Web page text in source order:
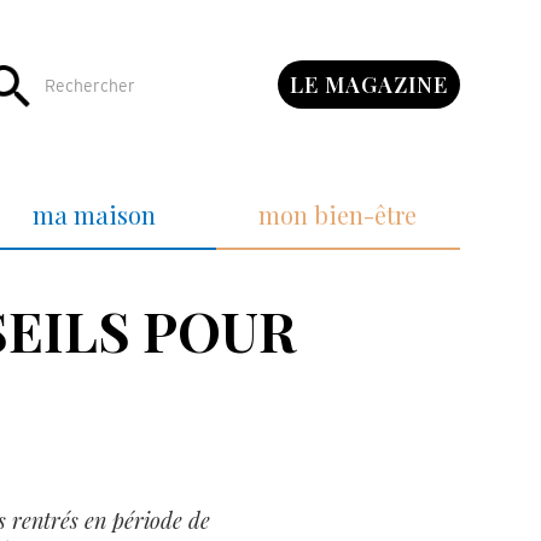
LE MAGAZINE
ma maison mon bien-être
POUR
rentrés en période de